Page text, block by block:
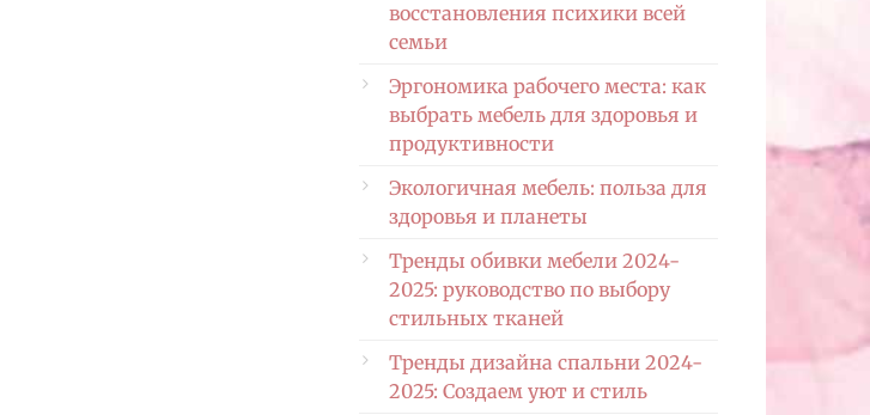
восстановления психики всей
семьи
Эргономика рабочего места: как
выбрать мебель для здоровья и
продуктивности
Экологичная мебель: польза для
здоровья и планеты
Тренды обивки мебели 2024-
2025: руководство по выбору
стильных тканей
Тренды дизайна спальни 2024-
2025: Создаем уют и стиль